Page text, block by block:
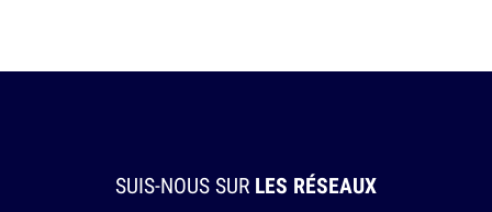
SUIS-NOUS SUR LES RÉSEAUX